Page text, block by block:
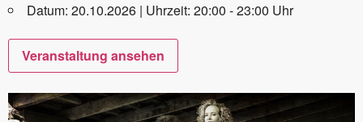
Datum: 20.10.2026 | Uhrzeit: 20:00 - 23:00 Uhr
Veranstaltung ansehen